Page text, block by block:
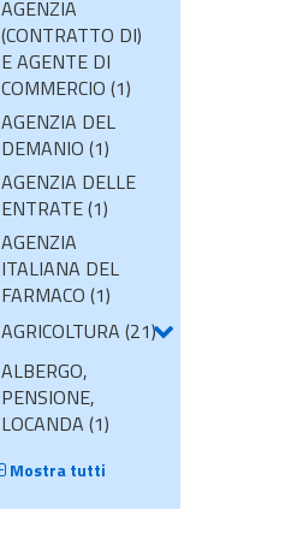
AGENZIA
(CONTRATTO DI)
E AGENTE DI
COMMERCIO (1)
AGENZIA DEL
DEMANIO (1)
AGENZIA DELLE
ENTRATE (1)
AGENZIA
ITALIANA DEL
FARMACO (1)
AGRICOLTURA (21)
ALBERGO,
PENSIONE,
LOCANDA (1)
Mostra tutti